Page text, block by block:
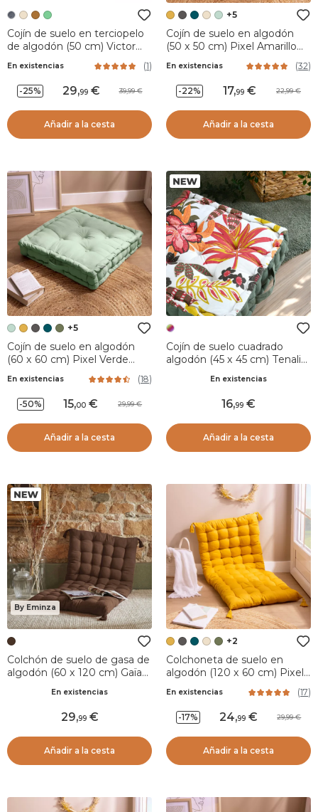
Cojín de suelo en terciopelo
de algodón (50 cm) Victor
En existencias (1)
-25% 29,99 39,99
Añadir a la cesta
+5
Cojín de suelo en algodón
(50 x 50 cm) Pixel Amarillo
En existencias (32)
-22% 17,99 22,99
Añadir a la cesta
+5
Cojín de suelo en algodón
(60 x 60 cm) Pixel Verde
En existencias (18)
-50% 15,00 29,99
Añadir a la cesta
Cojín de suelo cuadrado
algodón (45 x 45 cm) Tenali
En existencias
16,99
Añadir a la cesta
By Eminza
Colchón de suelo de gasa de
algodón (60 x 120 cm) Gaïa
En existencias
29,99
Añadir a la cesta
+2
Colchoneta de suelo en
algodón (120 x 60 cm) Pixel
En existencias (17)
-17% 24,99 29,99
Añadir a la cesta